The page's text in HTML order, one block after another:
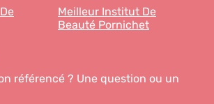
Meilleur Institut De
Beauté Pornichet
référencé ? Une question ou un